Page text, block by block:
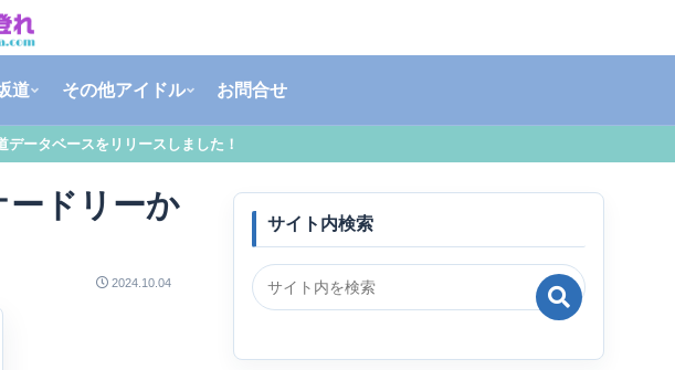
道 その他アイドル お問合せ
ータベースをリリースしました！
ードリーか
2024.10.04
サイト内検索